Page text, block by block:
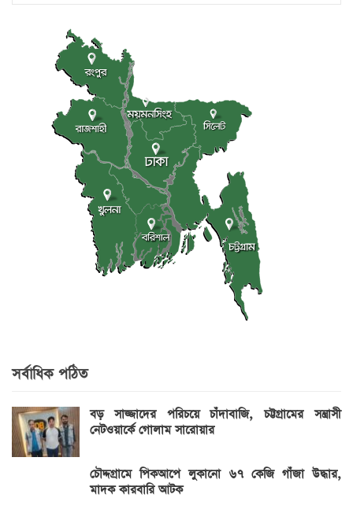
সর্বাধিক পঠিত
বড় সাজ্জাদের পরিচয়ে চাঁদাবাজি, চট্টগ্রামের সন্ত্রাসী
নেটওয়ার্কে গোলাম সারোয়ার
চৌদ্দগ্রামে পিকআপে লুকানো ৬৭ কেজি গাঁজা উদ্ধার,
মাদক কারবারি আটক